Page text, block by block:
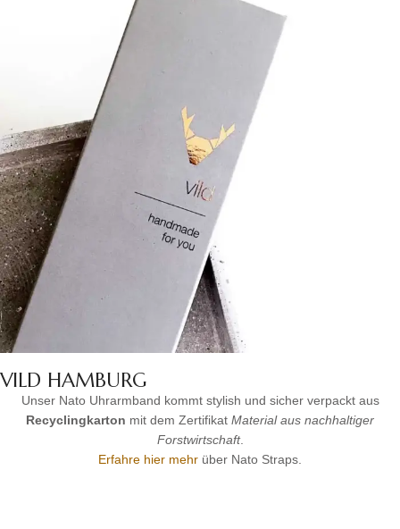
VILD HAMBURG
Unser Nato Uhrarmband kommt stylish und sicher verpackt aus
Recyclingkarton mit dem Zertifikat Material aus nachhaltiger
Forstwirtschaft.
Erfahre hier mehr über Nato Straps.